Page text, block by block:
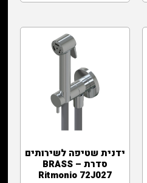
ידנית שטיפה לשירותים
סדרת BRASS –
Ritmonio 72J027